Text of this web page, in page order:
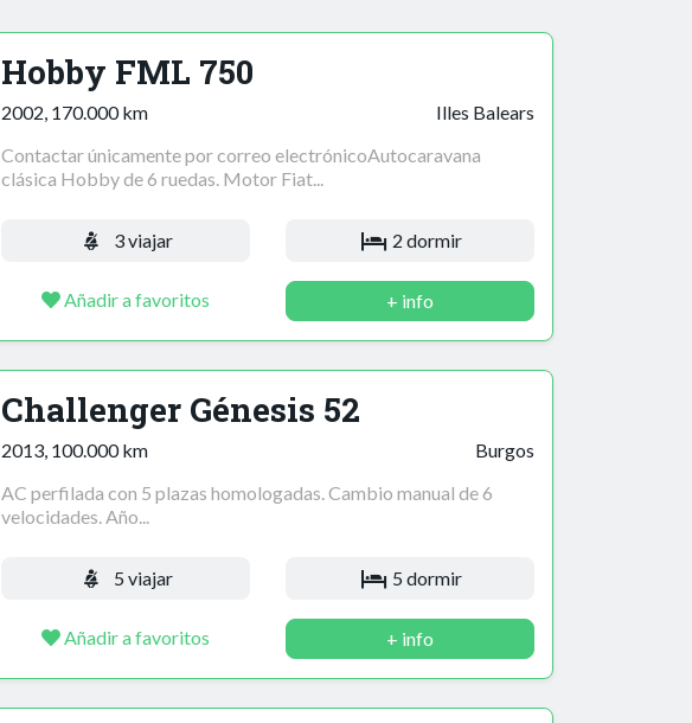
Hobby FML 750
2002, 170.000 km
Illes Balears
Contactar únicamente por correo electrónicoAutocaravana
clásica Hobby de 6 ruedas. Motor Fiat...
3 viajar 2 dormir
Añadir a favoritos + info
Challenger Génesis 52
2013, 100.000 km
Burgos
AC perfilada con 5 plazas homologadas. Cambio manual de 6
velocidades. Año...
5 viajar 5 dormir
Añadir a favoritos + info